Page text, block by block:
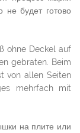
не будет готово
ohne Deckel auf
gebraten. Beim
von allen Seiten
mehrfach mit
на плите или